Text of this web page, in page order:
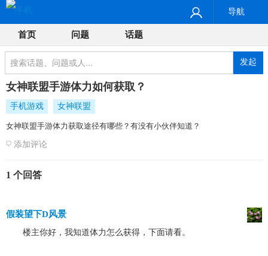
导航
首页 问题 话题
发起
女神联盟手游体力如何获取？
手机游戏 女神联盟
女神联盟手游体力获取途径有哪些？有没有小伙伴知道？
添加评论
1 个回答
假装望下D风景
楼主你好，我知道体力怎么获得，下面请看。